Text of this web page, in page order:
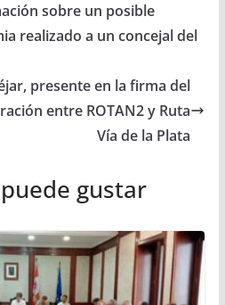
sobre un posible
realizado a un concejal del
presente en la firma del
entre ROTAN2 y Ruta
Vía de la Plata
gustar